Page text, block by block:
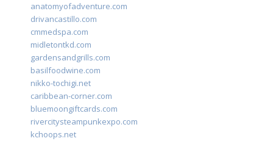
anatomyofadventure.com
drivancastillo.com
cmmedspa.com
midletontkd.com
gardensandgrills.com
basilfoodwine.com
nikko-tochigi.net
caribbean-corner.com
bluemoongiftcards.com
rivercitysteampunkexpo.com
kchoops.net